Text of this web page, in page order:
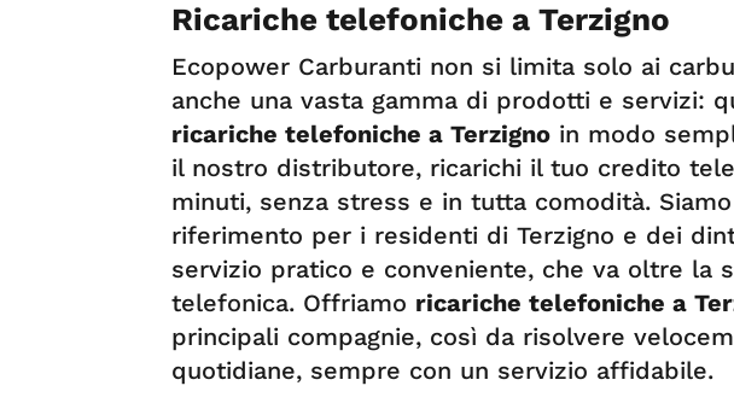
Ricariche telefoniche a Terzigno
Ecopower Carburanti non si limita solo ai
anche una vasta gamma di prodotti e servizi:
ricariche telefoniche a Terzigno in modo
il nostro distributore, ricarichi il tuo credito
minuti, senza stress e in tutta comodità.
riferimento per i residenti di Terzigno e dei
servizio pratico e conveniente, che va oltre la
telefonica. Offriamo ricariche telefoniche a
principali compagnie, così da risolvere
quotidiane, sempre con un servizio affidabile.